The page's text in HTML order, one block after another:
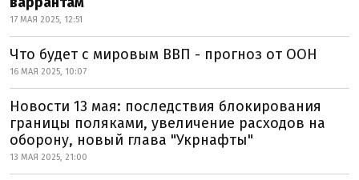
17 МАЯ 2025, 12:51
Что будет с мировым ВВП - прогноз от ООН
16 МАЯ 2025, 10:07
Новости 13 мая: последствия блокирования
границы поляками, увеличение расходов на
оборону, новый глава "Укрнафты"
13 МАЯ 2025, 21:00